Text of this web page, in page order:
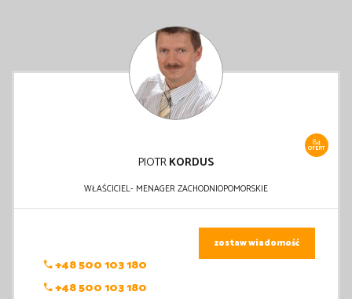
84
OFERT
PIOTRKORDUS
WŁAŚCICIEL- MENAGER ZACHODNIOPOMORSKIE
+48 500 103 180
+48 500 103 180
zostaw wiadomość